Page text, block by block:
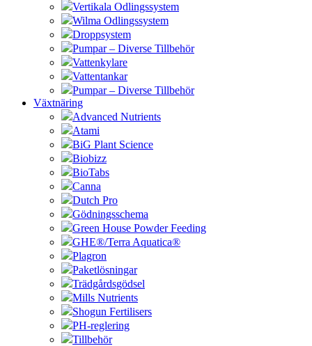
Vertikala Odlingssystem
Wilma Odlingssystem
Droppsystem
Pumpar – Diverse Tillbehör
Vattenkylare
Vattentankar
Pumpar – Diverse Tillbehör
Växtnäring
Advanced Nutrients
Atami
BiG Plant Science
Biobizz
BioTabs
Canna
Dutch Pro
Gödningsschema
Green House Powder Feeding
GHE®/Terra Aquatica®
Plagron
Paketlösningar
Trädgårdsgödsel
Mills Nutrients
Shogun Fertilisers
PH-reglering
Tillbehör